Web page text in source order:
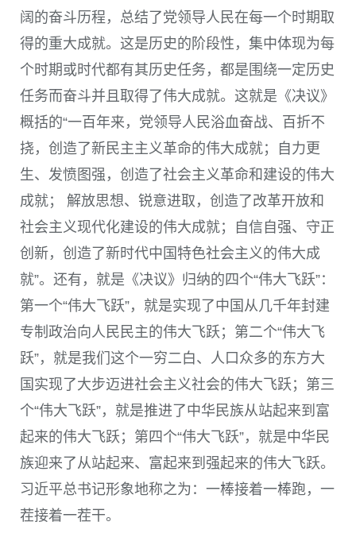
阔的奋斗历程，总结了党领导人民在每一个时期取
得的重大成就。这是历史的阶段性，集中体现为每
个时期或时代都有其历史任务，都是围绕一定历史
任务而奋斗并且取得了伟大成就。这就是《决议》
概括的“一百年来，党领导人民浴血奋战、百折不
挠，创造了新民主主义革命的伟大成就；自力更
生、发愤图强，创造了社会主义革命和建设的伟大
成就； 解放思想、锐意进取，创造了改革开放和
社会主义现代化建设的伟大成就；自信自强、守正
创新，创造了新时代中国特色社会主义的伟大成
就”。还有，就是《决议》归纳的四个“伟大飞跃”：
第一个“伟大飞跃”，就是实现了中国从几千年封建
专制政治向人民民主的伟大飞跃；第二个“伟大飞
跃”，就是我们这个一穷二白、人口众多的东方大
国实现了大步迈进社会主义社会的伟大飞跃；第三
个“伟大飞跃”，就是推进了中华民族从站起来到富
起来的伟大飞跃；第四个“伟大飞跃”，就是中华民
族迎来了从站起来、富起来到强起来的伟大飞跃。
习近平总书记形象地称之为：一棒接着一棒跑，一
茬接着一茬干。